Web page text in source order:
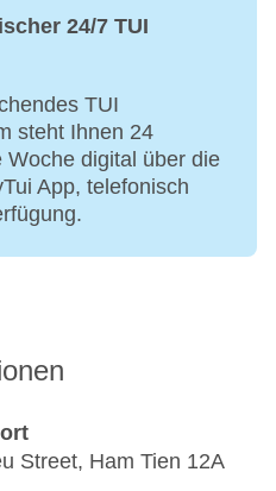
24/7 TUI
TUI
steht Ihnen 24
Woche digital über die
App, telefonisch
Street, Ham Tien 12A